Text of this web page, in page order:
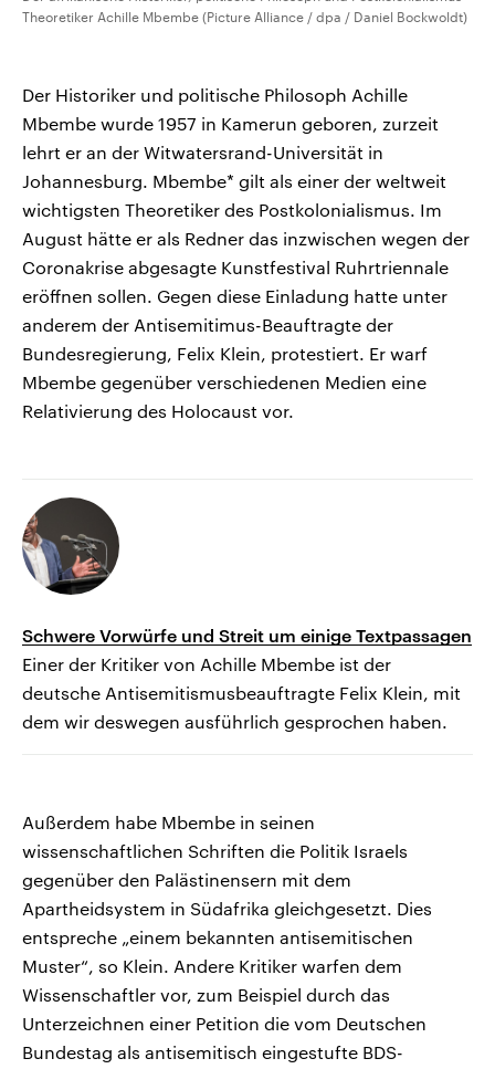
Theoretiker Achille Mbembe (Picture Alliance / dpa / Daniel Bockwoldt)
Der Historiker und politische Philosoph Achille
Mbembe wurde 1957 in Kamerun geboren, zurzeit
lehrt er an der Witwatersrand-Universität in
Johannesburg. Mbembe* gilt als einer der weltweit
wichtigsten Theoretiker des Postkolonialismus. Im
August hätte er als Redner das inzwischen wegen der
Coronakrise abgesagte Kunstfestival Ruhrtriennale
eröffnen sollen. Gegen diese Einladung hatte unter
anderem der Antisemitimus-Beauftragte der
Bundesregierung, Felix Klein, protestiert. Er warf
Mbembe gegenüber verschiedenen Medien eine
Relativierung des Holocaust vor.
Schwere Vorwürfe und Streit um einige Textpassagen
Einer der Kritiker von Achille Mbembe ist der
deutsche Antisemitismusbeauftragte Felix Klein, mit
dem wir deswegen ausführlich gesprochen haben.
Außerdem habe Mbembe in seinen
wissenschaftlichen Schriften die Politik Israels
gegenüber den Palästinensern mit dem
Apartheidsystem in Südafrika gleichgesetzt. Dies
entspreche „einem bekannten antisemitischen
Muster“, so Klein. Andere Kritiker warfen dem
Wissenschaftler vor, zum Beispiel durch das
Unterzeichnen einer Petition die vom Deutschen
Bundestag als antisemitisch eingestufte BDS-